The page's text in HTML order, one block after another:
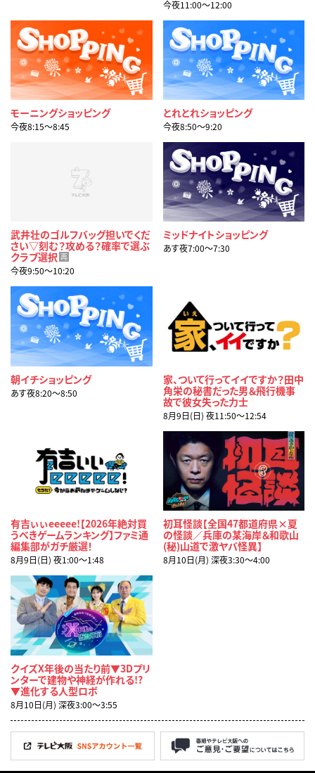
今夜11:00〜12:00
モーニングショッピング
今夜8:15〜8:45
とれとれショッピング
今夜8:50〜9:20
武井壮のゴルフバッグ担いでくだ
さい▽刻む？攻める？確率で選ぶ
クラブ選択 再
今夜9:50〜10:20
ミッドナイトショッピング
あす夜7:00〜7:30
朝イチショッピング
あす夜8:20〜8:50
家、ついて行ってイイですか？田中
角栄の秘書だった男＆飛行機事
故で彼女失った力士
8月9日(日) 夜11:50〜12:54
有吉ぃぃeeeee!【2026年絶対買
うべきゲームランキング】ファミ通
編集部がガチ厳選！
8月9日(日) 夜1:00〜1:48
初耳怪談【全国47都道府県×夏
の怪談／兵庫の某海岸＆和歌山
(秘)山道で激ヤバ怪異】
8月10日(月) 深夜3:30〜4:00
クイズX年後の当たり前▼3Dプリ
ンターで建物や神経が作れる!?
▼進化する人型ロボ
8月10日(月) 深夜3:00〜3:55